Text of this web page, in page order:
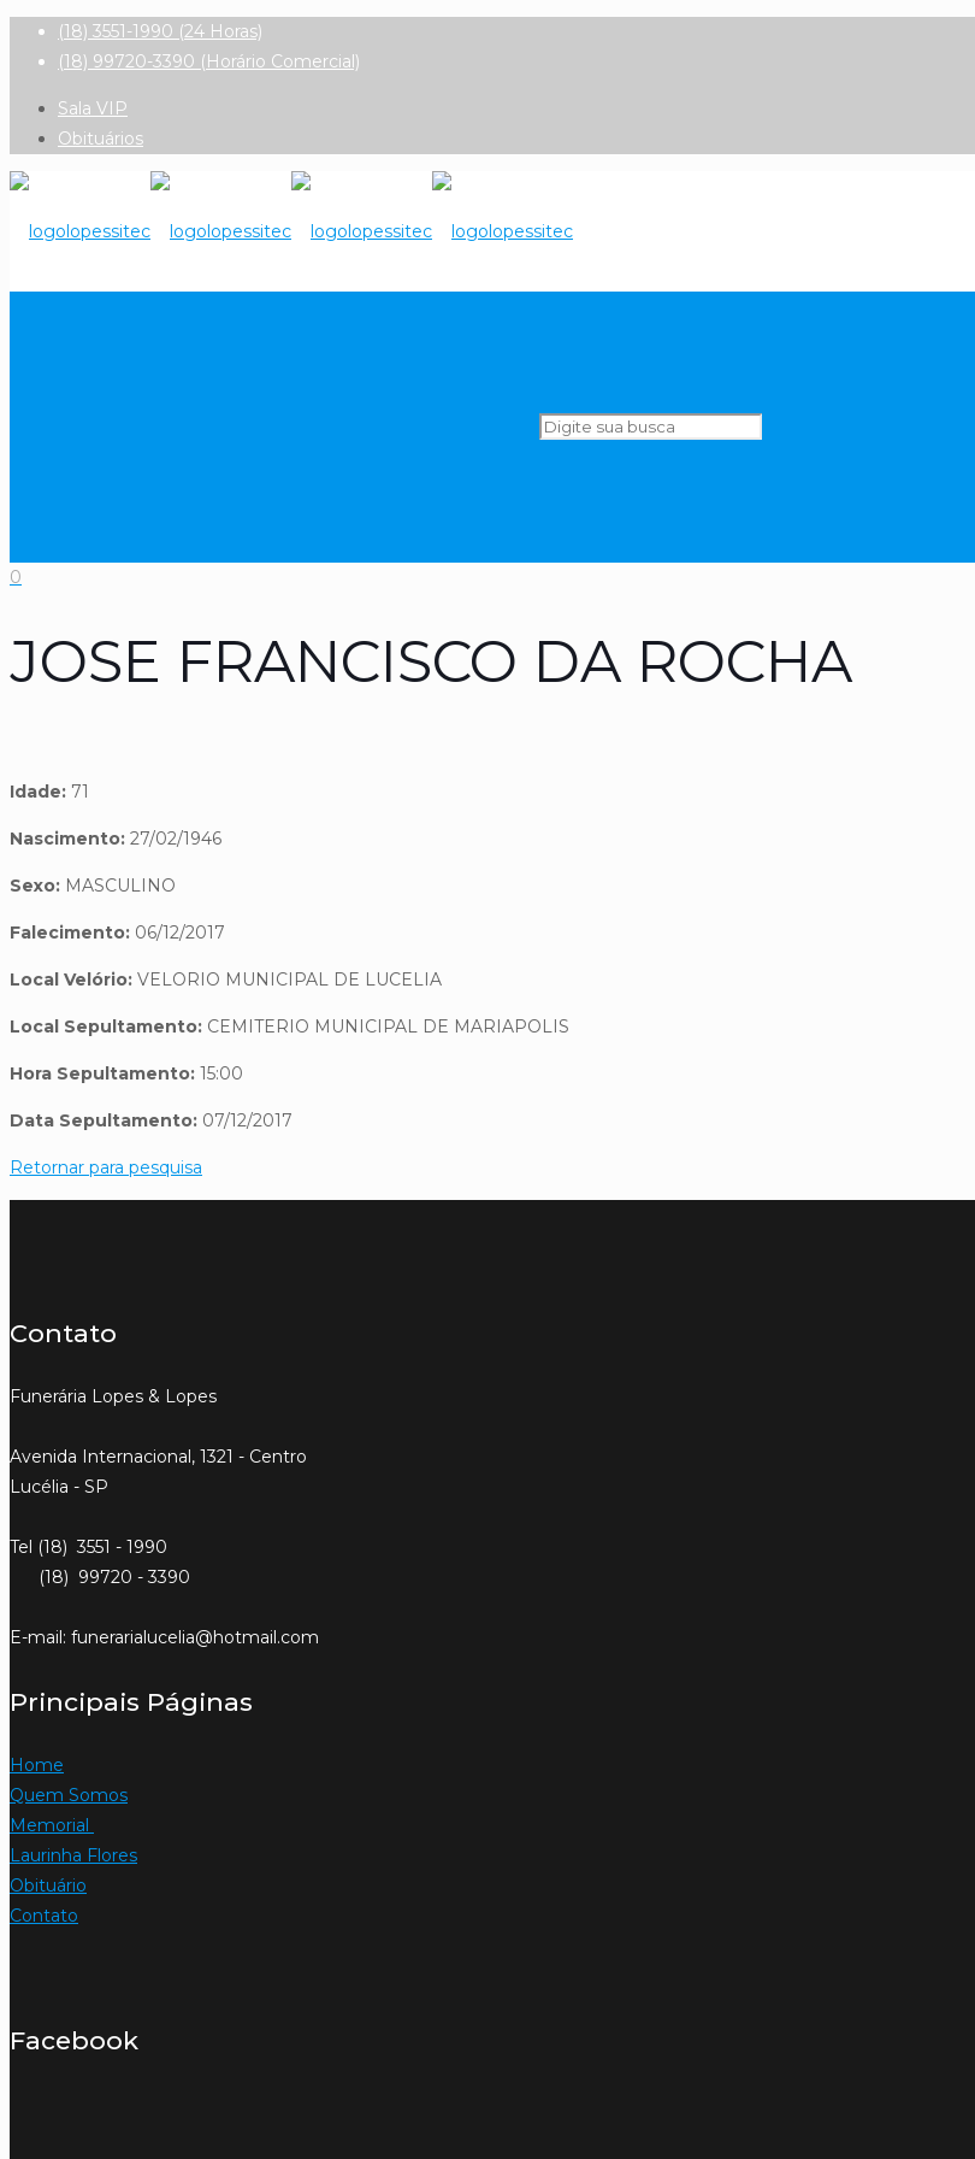
(18) 3551-1990 (24 Horas)
(18) 99720-3390 (Horário Comercial)
Sala VIP
Obituários
0
JOSE FRANCISCO DA ROCHA
Idade: 71
Nascimento: 27/02/1946
Sexo: MASCULINO
Falecimento: 06/12/2017
Local Velório: VELORIO MUNICIPAL DE LUCELIA
Local Sepultamento: CEMITERIO MUNICIPAL DE MARIAPOLIS
Hora Sepultamento: 15:00
Data Sepultamento: 07/12/2017
Retornar para pesquisa
Contato
Funerária Lopes & Lopes
Avenida Internacional, 1321 - Centro
Lucélia - SP
Tel (18) 3551 - 1990
(18) 99720 - 3390
E-mail: funerarialucelia@hotmail.com
Principais Páginas
Home
Quem Somos
Memorial
Laurinha Flores
Obituário
Contato
Facebook